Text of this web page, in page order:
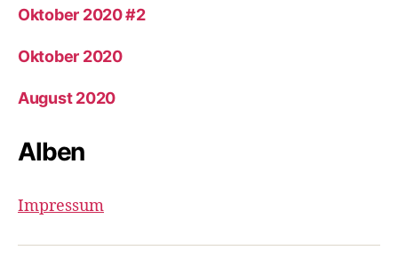
Oktober 2020 #2
Oktober 2020
August 2020
Alben
Impressum